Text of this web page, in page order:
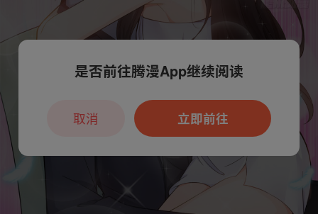
是否前往腾漫App继续阅读
立即前往
取消